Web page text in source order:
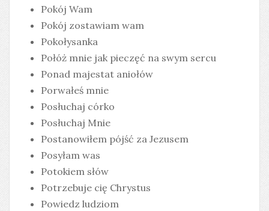
Pokój Wam
Pokój zostawiam wam
Pokołysanka
Połóż mnie jak pieczęć na swym sercu
Ponad majestat aniołów
Porwałeś mnie
Posłuchaj córko
Posłuchaj Mnie
Postanowiłem pójść za Jezusem
Posyłam was
Potokiem słów
Potrzebuje cię Chrystus
Powiedz ludziom